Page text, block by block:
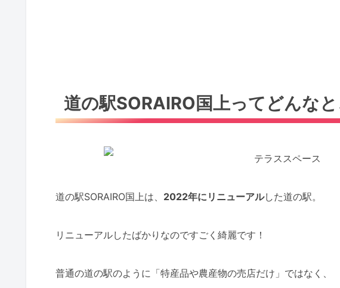
道の駅SORAIRO国上ってどんなと
道の駅SORAIRO国上は、 2022年にリニューアルした道の駅。
リニューアルしたばかりなのですごく綺麗です！
普通の道の駅のように「特産品や農産物の売店だけ」ではなく、